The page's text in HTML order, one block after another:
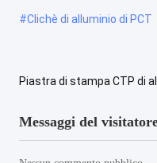
#Clichè di alluminio di PCT
Piastra di stampa CTP di
Messaggi del